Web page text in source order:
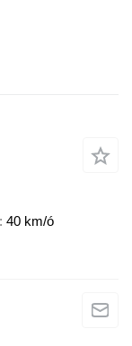
40 km/ó